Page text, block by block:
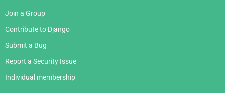
Join a Group
Contribute to Django
Submit a Bug
Report a Security Issue
Individual membership